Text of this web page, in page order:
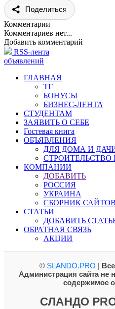
Поделиться
Комментарии
Комментариев нет...
Добавить комментарий
RSS-лента
объявлений
ГЛАВНАЯ
ТГ
БОНУСЫ
БИЗНЕС-ЛЕНТА
СТУДЕНТАМ
ЗАЯВИТЬ О СЕБЕ
Гостевая книга
ОБЪЯВЛЕНИЯ
ДЛЯ ДОМА И
СТРОИТЕЛЬСТВО
КОМПАНИИ
ДОБАВИТЬ
РОССИЯ
УКРАИНА
СБОРНИК САЙТОВ
СТАТЬИ
ДОБАВИТЬ
ОБРАТНАЯ СВЯЗЬ
АКЦИИ
© SLANDO.PRO |
Администрация сайта не
содержимое
СЛАНДО